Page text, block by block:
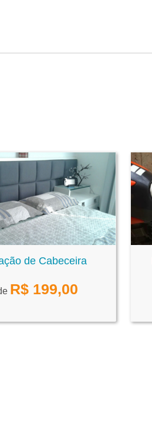
de Cabeceira
R$ 199,00